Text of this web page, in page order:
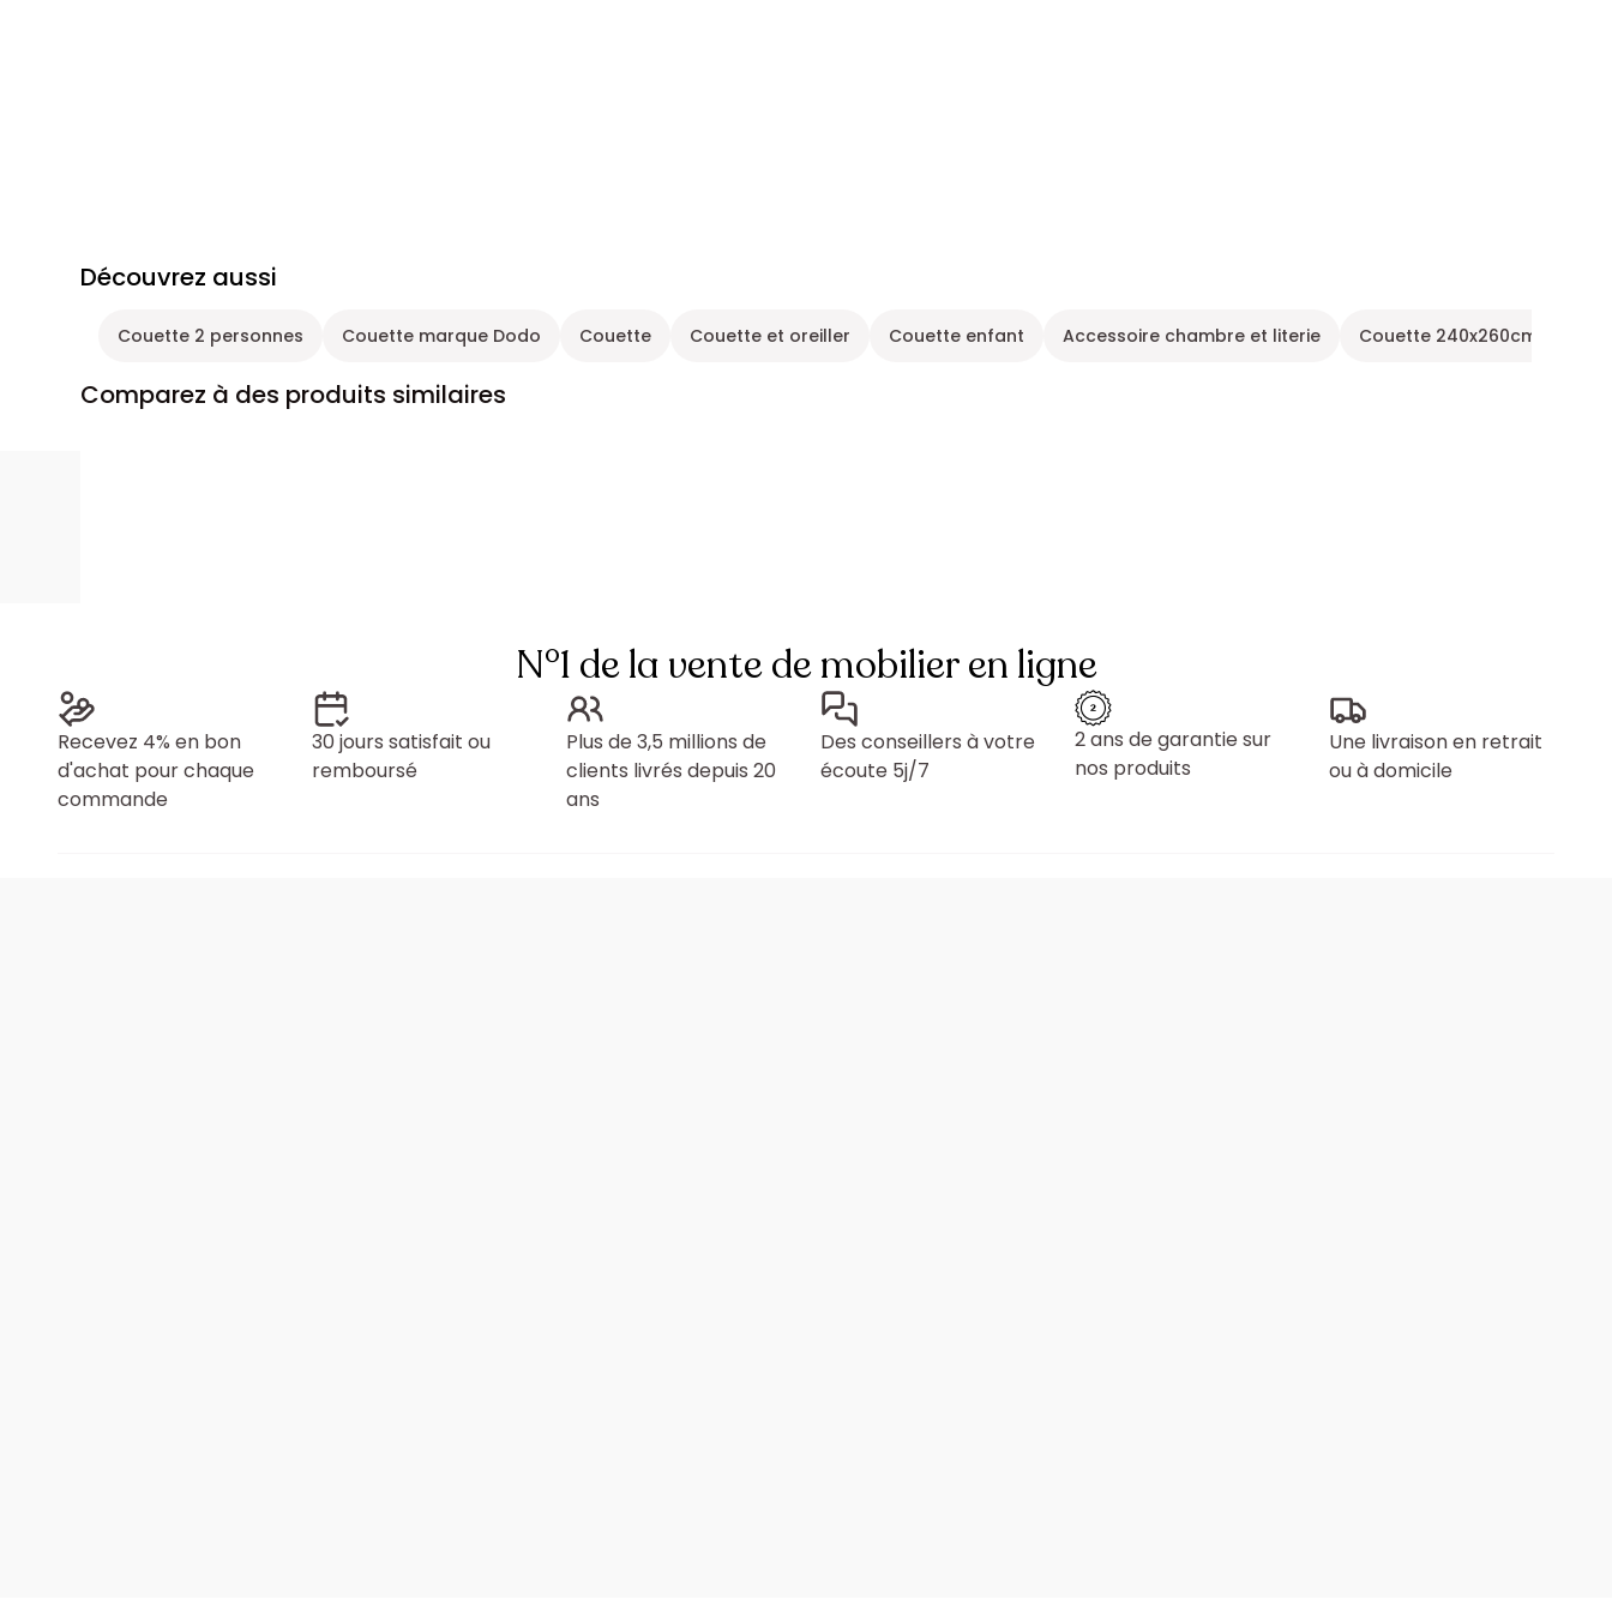
Découvrez aussi
Couette 2 personnes Couette marque Dodo Couette Couette et oreiller Couette enfant Accessoire chambre et literie Couette 240x260cm
Comparez à des produits similaires
N°1 de la vente de mobilier en ligne
Recevez 4% en bon
d'achat pour chaque
commande
30 jours satisfait ou
remboursé
Plus de 3,5 millions de
clients livrés depuis 20
ans
Des conseillers à votre
écoute 5j/7
2 ans de garantie sur
nos produits
Une livraison en retrait
ou à domicile